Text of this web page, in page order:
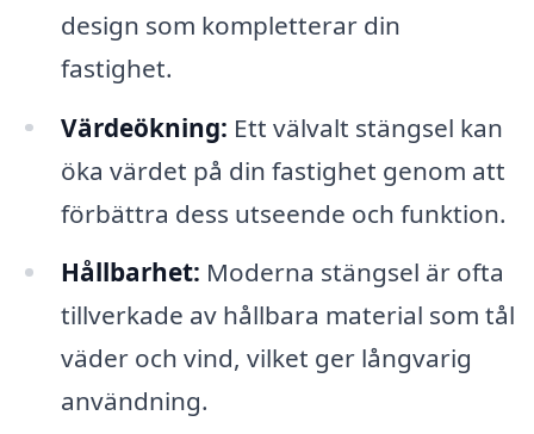
design som kompletterar din
fastighet.
Värdeökning: Ett välvalt stängsel kan
öka värdet på din fastighet genom att
förbättra dess utseende och funktion.
Hållbarhet: Moderna stängsel är ofta
tillverkade av hållbara material som tål
väder och vind, vilket ger långvarig
användning.